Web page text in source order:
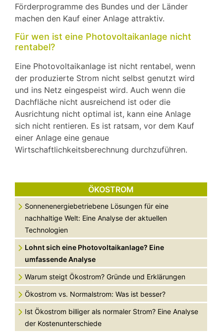
Förderprogramme des Bundes und der Länder
machen den Kauf einer Anlage attraktiv.
Für wen ist eine Photovoltaikanlage nicht
rentabel?
Eine Photovoltaikanlage ist nicht rentabel, wenn
der produzierte Strom nicht selbst genutzt wird
und ins Netz eingespeist wird. Auch wenn die
Dachfläche nicht ausreichend ist oder die
Ausrichtung nicht optimal ist, kann eine Anlage
sich nicht rentieren. Es ist ratsam, vor dem Kauf
einer Anlage eine genaue
Wirtschaftlichkeitsberechnung durchzuführen.
ÖKOSTROM
Sonnenenergiebetriebene Lösungen für eine
nachhaltige Welt: Eine Analyse der aktuellen
Technologien
Lohnt sich eine Photovoltaikanlage? Eine
umfassende Analyse
Warum steigt Ökostrom? Gründe und Erklärungen
Ökostrom vs. Normalstrom: Was ist besser?
Ist Ökostrom billiger als normaler Strom? Eine Analyse
der Kostenunterschiede